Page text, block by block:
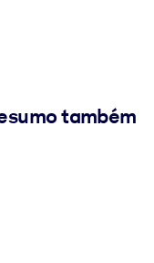
também